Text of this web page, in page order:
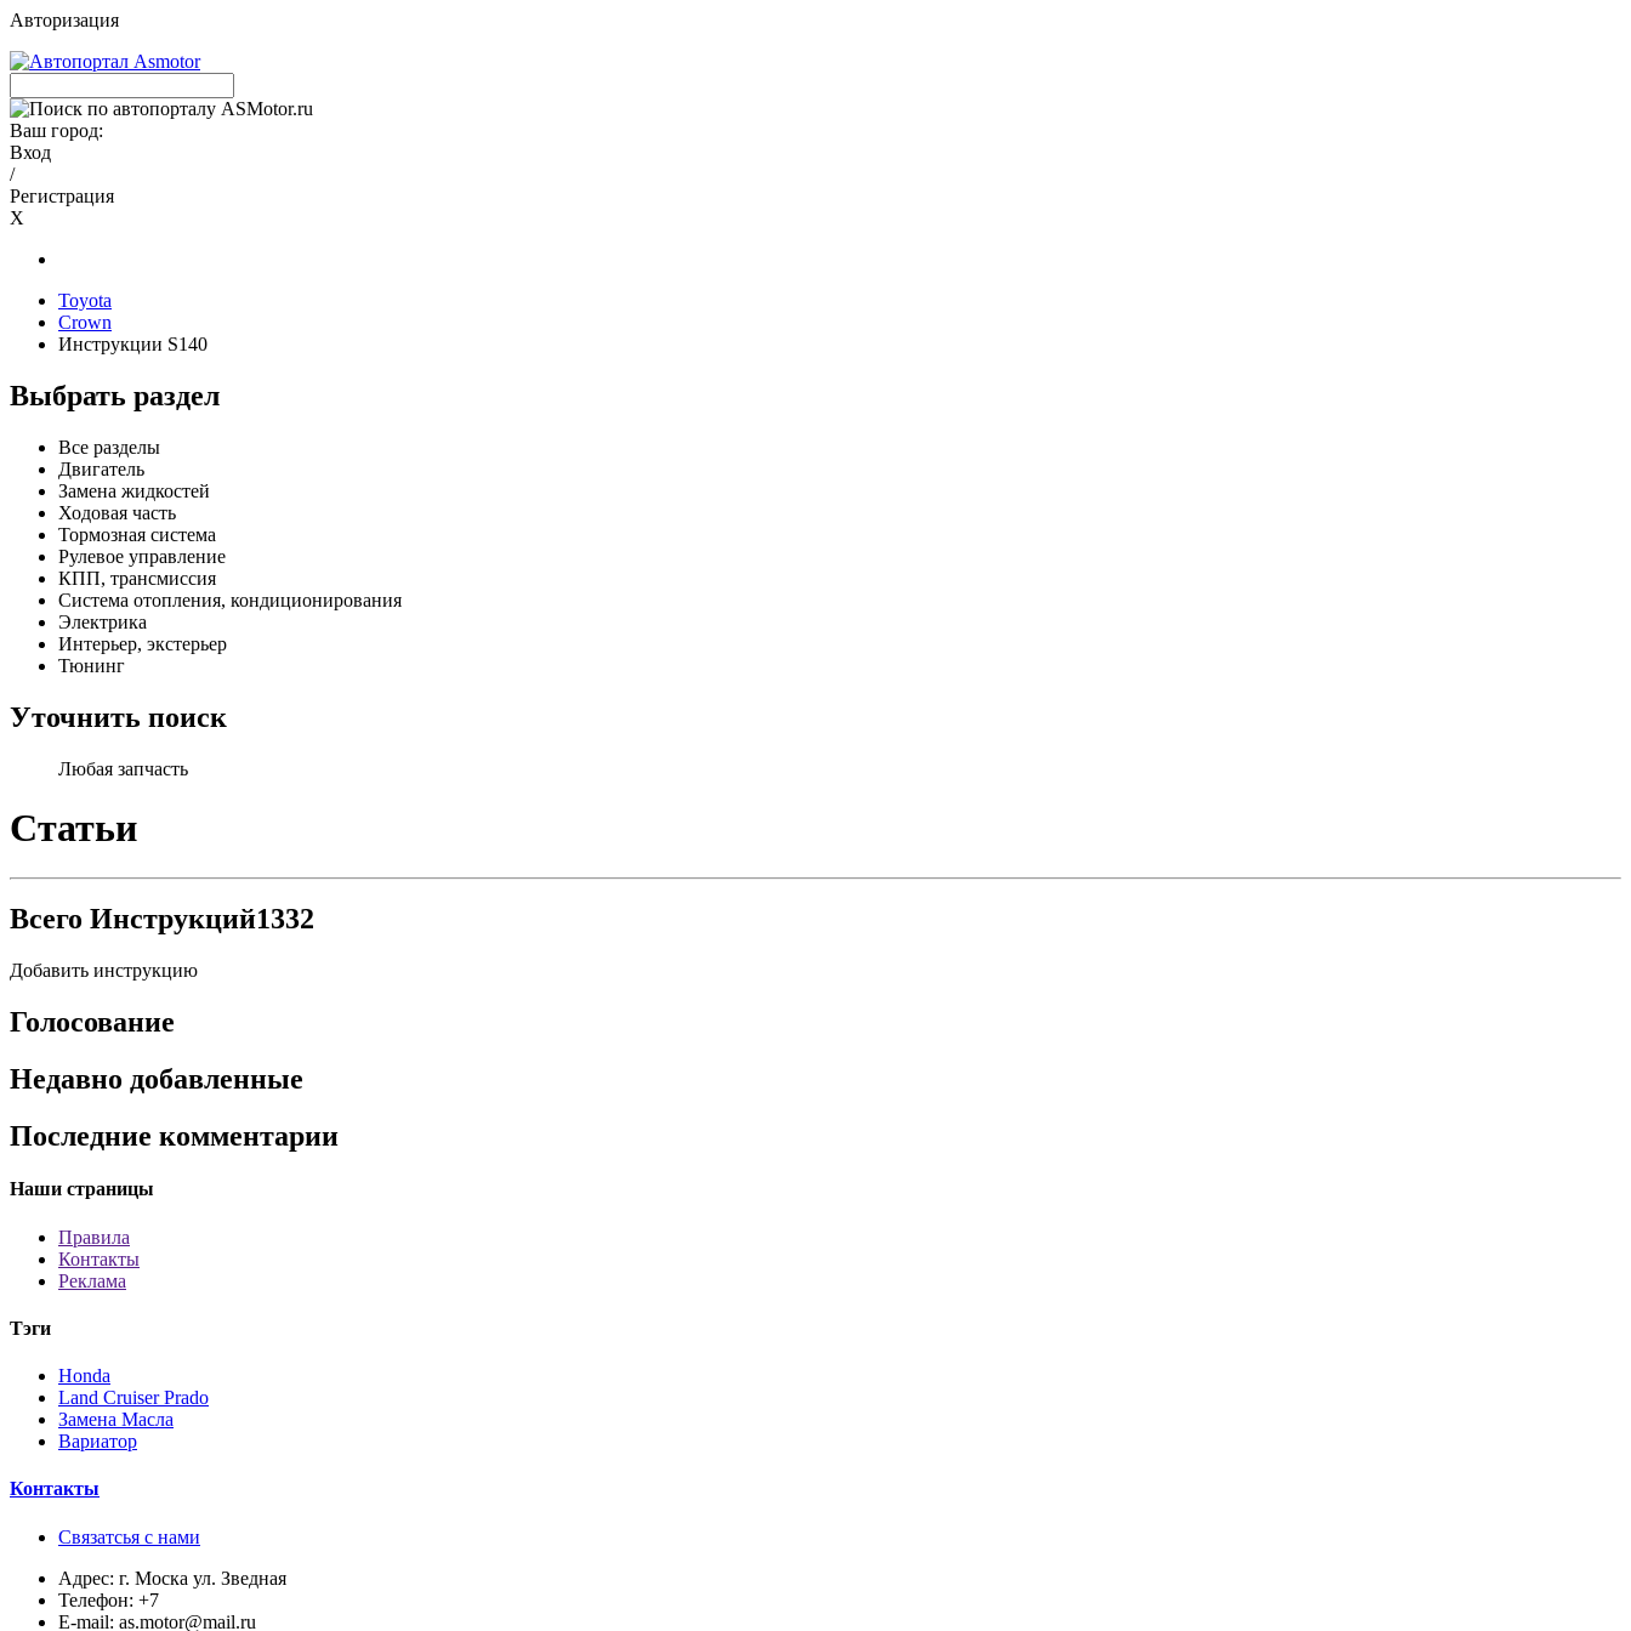
Авторизация
Ваш город:
Вход
/
Регистрация
X
Toyota
Crown
Инструкции S140
Выбрать раздел
Все разделы
Двигатель
Замена жидкостей
Ходовая часть
Тормозная система
Рулевое управление
КПП, трансмиссия
Система отопления, кондиционирования
Электрика
Интерьер, экстерьер
Тюнинг
Уточнить поиск
Любая запчасть
Статьи
Всего Инструкций1332
Добавить инструкцию
Голосование
Недавно добавленные
Последние комментарии
Наши страницы
Правила
Контакты
Реклама
Тэги
Honda
Land Cruiser Prado
Замена Масла
Вариатор
Контакты
Связатсья с нами
Адрес: г. Моска ул. Зведная
Телефон: +7
E-mail: as.motor@mail.ru